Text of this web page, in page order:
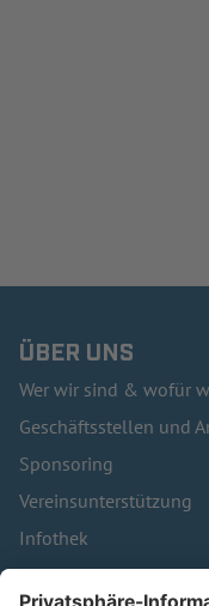
ÜBER UNS
Wer wir sind & wofür
Geschäftsstellen und
Sponsoring
Vereinsunterstützung
Infothek
Kontakt